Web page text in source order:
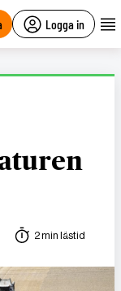
Logga in
2 min lästid